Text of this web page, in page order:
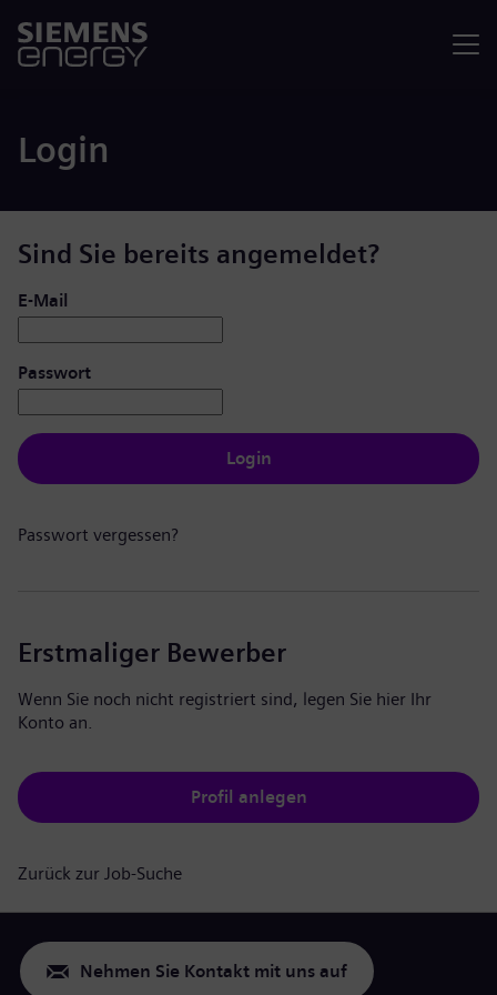
Login
Sind Sie bereits angemeldet?
Login: Benutzer und Passwort
E-Mail
Passwort
Login
Passwort vergessen?
Erstmaliger Bewerber
Wenn Sie noch nicht registriert sind, legen Sie hier Ihr
Konto an.
Profil anlegen
Zurück zur Job-Suche
Nehmen Sie Kontakt mit uns auf